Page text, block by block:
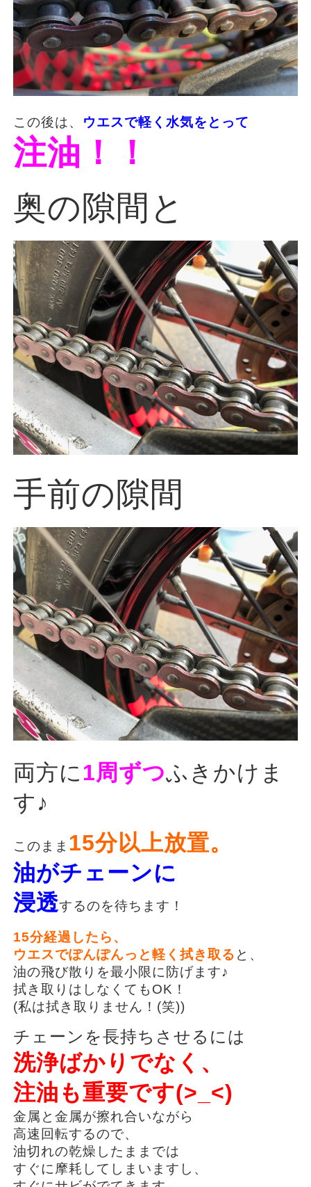
この後は、 ウエスで軽く水気をとって
注油！！
奥の隙間と
手前の隙間
両方に1周ずつふきかけま
す♪
このまま 15分以上放置。
油がチェーンに
浸透するのを待ちます！
15分経過したら、
ウエスでぽんぽんっと軽く拭き取る と、
油の飛び散りを最小限に防げます♪
拭き取りはしなくてもOK！
(私は拭き取りません！(笑))
チェーンを長持ちさせるには
洗浄ばかりでなく、
注油も重要です(>_<)
金属と金属が擦れ合いながら
高速回転するので、
油切れの乾燥したままでは
すぐに摩耗してしまいますし、